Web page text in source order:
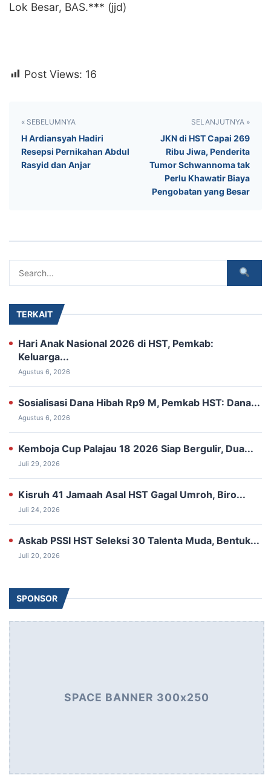
Lok Besar, BAS.*** (jjd)
Post Views: 16
« SEBELUMNYA
H Ardiansyah Hadiri
Resepsi Pernikahan Abdul
Rasyid dan Anjar
SELANJUTNYA »
JKN di HST Capai 269
Ribu Jiwa, Penderita
Tumor Schwannoma tak
Perlu Khawatir ‎Biaya
Pengobatan yang Besar
TERKAIT
Hari Anak Nasional 2026 di HST, Pemkab:
Keluarga...
Agustus 6, 2026
Sosialisasi Dana Hibah Rp9 M, ‎Pemkab HST: Dana...
Agustus 6, 2026
‎Kemboja Cup Palajau 18 2026 Siap ‎Bergulir, Dua...
Juli 29, 2026
Kisruh 41 Jamaah Asal HST Gagal Umroh, Biro...
Juli 24, 2026
‎Askab PSSI HST Seleksi 30 ‎Talenta Muda, Bentuk...
Juli 20, 2026
SPONSOR
SPACE BANNER 300x250